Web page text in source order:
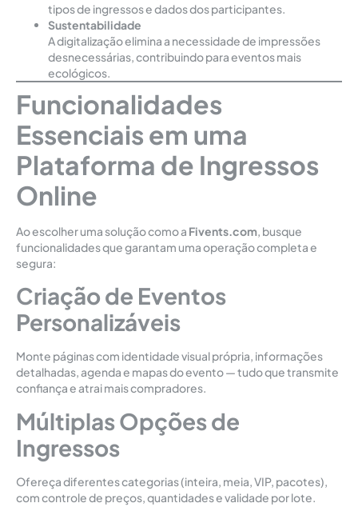
tipos de ingressos e dados dos participantes.
Sustentabilidade
A digitalização elimina a necessidade de impressões
desnecessárias, contribuindo para eventos mais
ecológicos.
Funcionalidades
Essenciais em uma
Plataforma de Ingressos
Online
Ao escolher uma solução como a Fivents.com, busque
funcionalidades que garantam uma operação completa e
segura:
Criação de Eventos
Personalizáveis
Monte páginas com identidade visual própria, informações
detalhadas, agenda e mapas do evento — tudo que transmite
confiança e atrai mais compradores.
Múltiplas Opções de
Ingressos
Ofereça diferentes categorias (inteira, meia, VIP, pacotes),
com controle de preços, quantidades e validade por lote.